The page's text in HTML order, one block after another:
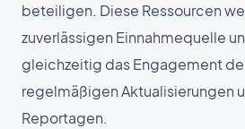
beteiligen. Diese Ressourcen
zuverlässigen Einnahmequelle
gleichzeitig das Engagement
regelmäßigen Aktualisierungen
Reportagen.